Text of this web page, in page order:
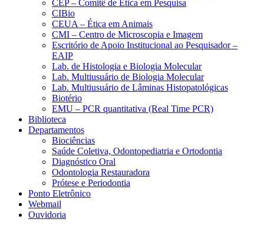
CEP – Comitê de Ética em Pesquisa
CIBio
CEUA – Ética em Animais
CMI – Centro de Microscopia e Imagem
Escritório de Apoio Institucional ao Pesquisador –
EAIP
Lab. de Histologia e Biologia Molecular
Lab. Multiusuário de Biologia Molecular
Lab. Multiusuário de Lâminas Histopatológicas
Biotério
EMU – PCR quantitativa (Real Time PCR)
Biblioteca
Departamentos
Biociências
Saúde Coletiva, Odontopediatria e Ortodontia
Diagnóstico Oral
Odontologia Restauradora
Prótese e Periodontia
Ponto Eletrônico
Webmail
Ouvidoria